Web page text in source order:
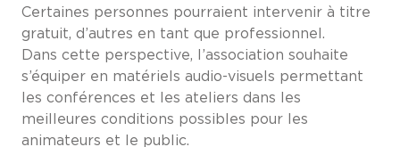
Certaines personnes pourraient intervenir à titre
gratuit, d’autres en tant que professionnel.
Dans cette perspective, l’association souhaite
s’équiper en matériels audio-visuels permettant
les conférences et les ateliers dans les
meilleures conditions possibles pour les
animateurs et le public.